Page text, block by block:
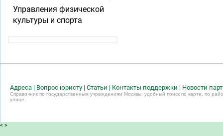
Управления физической
культуры и спорта
Адреса | Вопрос юристу | Статьи | Контакты поддержки | Новости
Справочник по государственным учреждениям Москвы, удобный поиск по карте, по
улице.
< >